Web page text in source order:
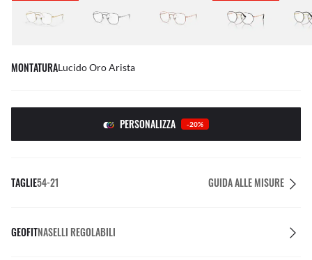
MONTATURALucido Oro Arista
PERSONALIZZA -20%
TAGLIE54-21 GUIDA ALLE MISURE
GEOFITNASELLI REGOLABILI